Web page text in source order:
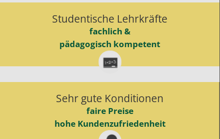
Studentische Lehrkräfte
fachlich &
pädagogisch kompetent
Sehr gute Konditionen
faire Preise
hohe Kundenzufriedenheit